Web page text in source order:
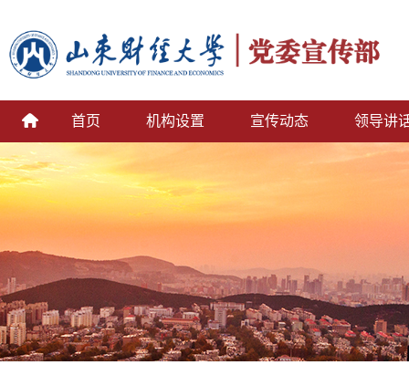
首页 机构设置 宣传动态 领导讲